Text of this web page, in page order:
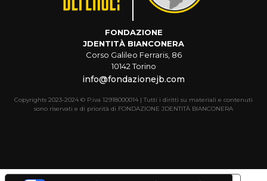
FONDAZIONE
JDENTITÀ BIANCONERA
Corso Galileo Ferraris, 86
10142 Torino
info@fondazionejb.com
Copyrights 2023-2024 © P.iva 12918000014 | Tutti i diritti su materiali e contenuti
sono riservati e di priorità di FONDAZIONE JDENTITÀ BIANCONERA